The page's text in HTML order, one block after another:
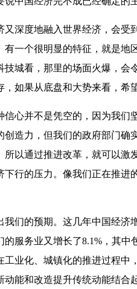
度地融入世界经济，会受
一个很明显的特征，就是
城看，那里的场面火爆，
如果从底盘和大势来看，希
并不是凭空的，因为我们
造力，但我们的政府部门
以通过推进改革，就可以
行的压力。像我们正在推
的预期。这几年中国经济
服务业又增长了8.1%，其
业化、城镇化的推进过程
能和改造提升传统动能结合